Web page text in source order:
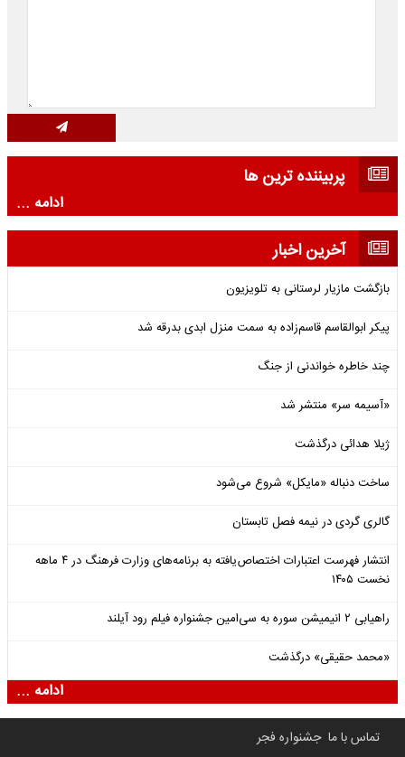
پربیننده ترین ها
ادامه ...
آخرین اخبار
بازگشت مازیار لرستانی به تلویزیون
پیکر ابوالقاسم قاسم‌زاده به سمت منزل ابدی بدرقه شد
چند خاطره خواندنی از جنگ
«آسیمه سر» منتشر شد
ژیلا هدائی درگذشت
ساخت دنباله «مایکل» شروع می‌شود
گالری گردی در نیمه فصل تابستان
انتشار فهرست اعتبارات اختصاص‌یافته به برنامه‌های وزارت فرهنگ در ۴ ماهه
نخست ۱۴۰۵
راهیابی ۲ انیمیشن سوره به سی‌امین جشنواره فیلم رود آیلند
«محمد حقیقی» درگذشت
ادامه ...
تماس با ما جشنواره فجر